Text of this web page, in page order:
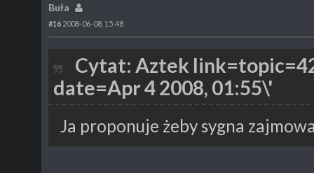
Buła
#16 2008-06-08, 15:48
Cytat: Aztek
date=Apr 4 2008, 01:55\'
Ja proponuje żeby sygna